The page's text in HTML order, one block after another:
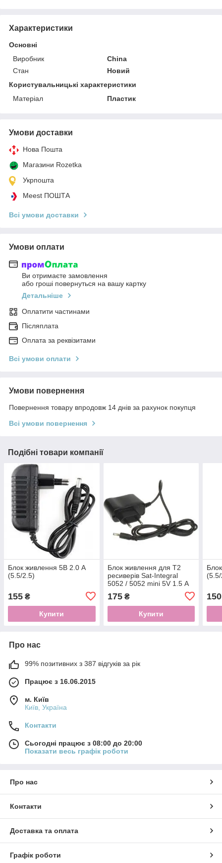
Характеристики
Основні
Виробник
China
Стан
Новий
Користувальницькі характеристики
Матеріал
Пластик
Умови доставки
Нова Пошта
Магазини Rozetka
Укрпошта
Meest ПОШТА
Всі умови доставки
Умови оплати
Ви отримаєте замовлення
або гроші повернуться на вашу картку
Детальніше
Оплатити частинами
Післяплата
Оплата за реквізитами
Всі умови оплати
Умови повернення
Повернення товару впродовж 14 днів за рахунок покупця
Всі умови повернення
Подібні товари компанії
Блок живлення 5В 2.0 А
(5.5/2.5)
155 ₴
Купити
Блок живлення для Т2
ресиверів Sat-Integral
5052 / 5052 mini 5V 1.5 А
175₴
Купити
150
Про нас
99% позитивних з 387 відгуків за рік
Працює з 16.06.2015
м. Київ
Київ, Україна
Контакти
Сьогодні працює з 08:00 до 20:00
Показати весь графік роботи
Про нас
Контакти
Доставка та оплата
Графік роботи